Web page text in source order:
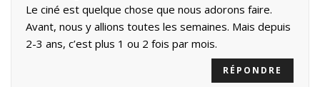
Le ciné est quelque chose que nous adorons faire.
Avant, nous y allions toutes les semaines. Mais depuis
2-3 ans, c’est plus 1 ou 2 fois par mois.
RÉPONDRE